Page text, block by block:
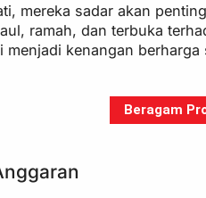
mereka sadar akan
ramah, dan terbuka
menjadi kenangan
Beragam